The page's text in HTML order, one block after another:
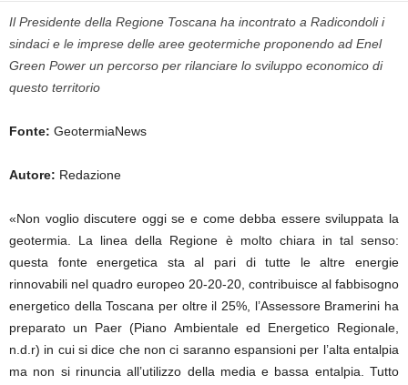
Il Presidente della Regione Toscana ha incontrato a Radicondoli i
sindaci e le imprese delle aree geotermiche proponendo ad Enel
Green Power un percorso per rilanciare lo sviluppo economico di
questo territorio
Fonte: GeotermiaNews
Autore: Redazione
«Non voglio discutere oggi se e come debba essere sviluppata la
geotermia. La linea della Regione è molto chiara in tal senso:
questa fonte energetica sta al pari di tutte le altre energie
rinnovabili nel quadro europeo 20-20-20, contribuisce al fabbisogno
energetico della Toscana per oltre il 25%, l’Assessore Bramerini ha
preparato un Paer (Piano Ambientale ed Energetico Regionale,
n.d.r) in cui si dice che non ci saranno espansioni per l’alta entalpia
ma non si rinuncia all’utilizzo della media e bassa entalpia. Tutto